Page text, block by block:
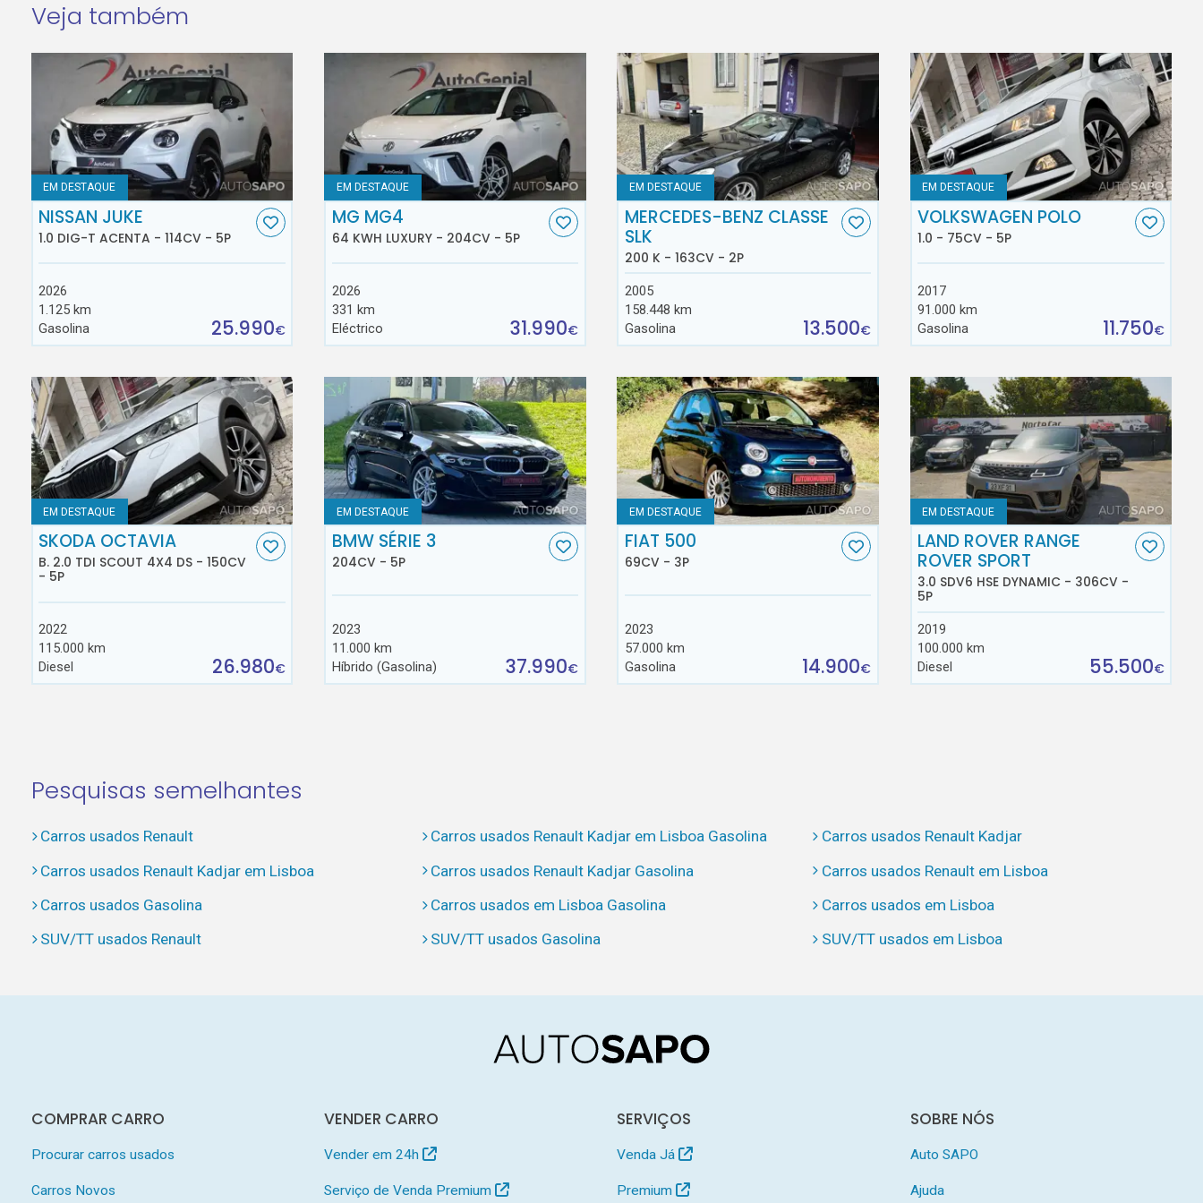
Veja também
EM DESTAQUE
NISSAN JUKE
1.0 DIG-T ACENTA - 114CV - 5P
2026
1.125 km
Gasolina
25.990€
EM DESTAQUE
MG MG4
64 KWH LUXURY - 204CV - 5P
2026
331 km
Eléctrico
31.990€
EM DESTAQUE
MERCEDES-BENZ CLASSE
SLK
200 K - 163CV - 2P
2005
158.448 km
Gasolina
13.500€
EM DESTAQUE
VOLKSWAGEN POLO
1.0 - 75CV - 5P
2017
91.000 km
Gasolina
11.750€
EM DESTAQUE
SKODA OCTAVIA
B. 2.0 TDI SCOUT 4X4 DS - 150CV
- 5P
2022
115.000 km
Diesel
26.980€
EM DESTAQUE
BMW SÉRIE 3
204CV - 5P
2023
11.000 km
Híbrido (Gasolina)
37.990€
EM DESTAQUE
FIAT 500
69CV - 3P
2023
57.000 km
Gasolina
14.900€
EM DESTAQUE
LAND ROVER RANGE
ROVER SPORT
3.0 SDV6 HSE DYNAMIC - 306CV -
5P
2019
100.000 km
Diesel
55.500€
Pesquisas semelhantes
Carros usados Renault Carros usados Renault Kadjar em Lisboa Gasolina
Carros usados Renault Kadjar
Carros usados Renault Kadjar em Lisboa
Carros usados Renault Kadjar Gasolina
Carros usados Renault em Lisboa
Carros usados Gasolina
Carros usados em Lisboa Gasolina
Carros usados em Lisboa
SUV/TT usados Renault
SUV/TT usados Gasolina SUV/TT usados em Lisboa
COMPRAR CARRO
Procurar carros usados
Carros Novos
VENDER CARRO
Vender em 24h
Serviço de Venda Premium
SERVIÇOS
Venda Já
Premium
SOBRE NÓS
Auto SAPO
Ajuda